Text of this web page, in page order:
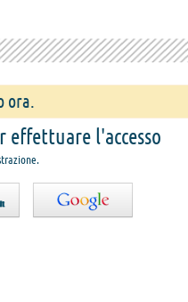
ora.
effettuare l'accesso